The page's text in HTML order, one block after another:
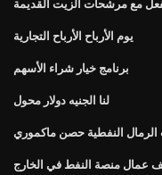
مع مرشحات الزيت القديمة
يوم الأرباح الأرباح التجارية
برنامج خيار شراء الأسهم
لنا الجنيه دولار محول
النفطية حصن ماكموري
عمال منصة النفط في الخارج